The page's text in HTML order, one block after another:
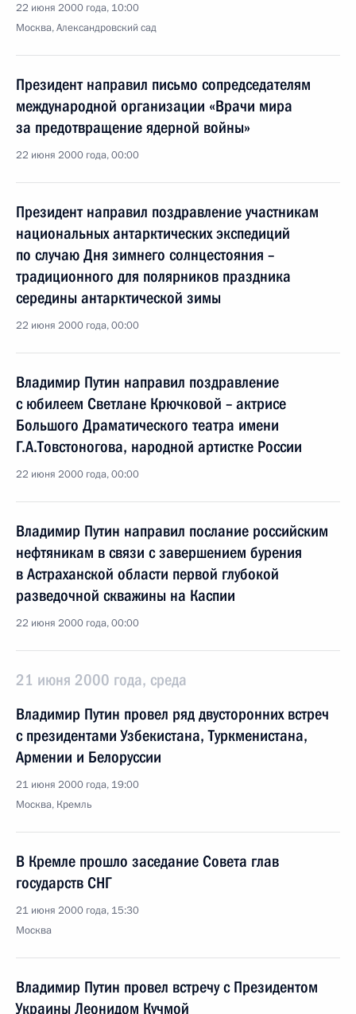
22 июня 2000 года, 10:00
Москва, Александровский сад
Президент направил письмо сопредседателям
международной организации «Врачи мира
за предотвращение ядерной войны»
22 июня 2000 года, 00:00
Президент направил поздравление участникам
национальных антарктических экспедиций
по случаю Дня зимнего солнцестояния –
традиционного для полярников праздника
середины антарктической зимы
22 июня 2000 года, 00:00
Владимир Путин направил поздравление
с юбилеем Светлане Крючковой – актрисе
Большого Драматического театра имени
Г.А.Товстоногова, народной артистке России
22 июня 2000 года, 00:00
Владимир Путин направил послание российским
нефтяникам в связи с завершением бурения
в Астраханской области первой глубокой
разведочной скважины на Каспии
22 июня 2000 года, 00:00
21 июня 2000 года, среда
Владимир Путин провел ряд двусторонних встреч
с президентами Узбекистана, Туркменистана,
Армении и Белоруссии
21 июня 2000 года, 19:00
Москва, Кремль
В Кремле прошло заседание Совета глав
государств СНГ
21 июня 2000 года, 15:30
Москва
Владимир Путин провел встречу с Президентом
Украины Леонидом Кучмой